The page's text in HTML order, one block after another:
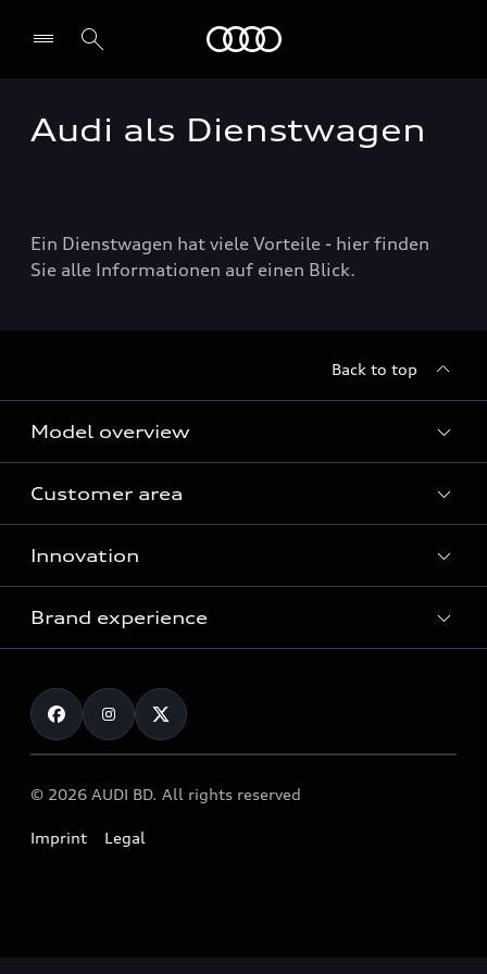
Audi als Dienstwagen
Ein Dienstwagen hat viele Vorteile - hier finden
Sie alle Informationen auf einen Blick.
Back to top
Model overview
All Models
Customer area
Servicing your Audi
Audi Service
Audi Genuine Parts
Audi Genuine Accessories
Innovation
Vorsprung durch Technik
Audi quattro
Brand experience
Request a test drive
Locate dealer
© 2026 AUDI BD. All rights reserved
Imprint Legal